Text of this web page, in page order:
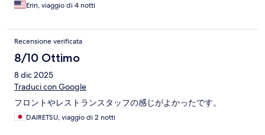
Erin, viaggio di 4 notti
Recensione verificata
8/10 Ottimo
8 dic 2025
Traduci con Google
フロントやレストランスタッフの感じがよかったです。
DAIRETSU, viaggio di 2 notti